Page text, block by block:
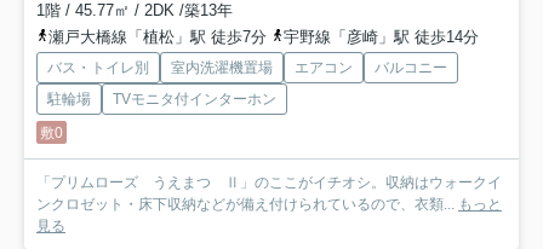
1階 / 45.77㎡ / 2DK /築13年
瀬戸大橋線「植松」駅 徒歩7分
宇野線「彦崎」駅 徒歩14分
バス・トイレ別 室内洗濯機置場 エアコン
バルコニー
駐輪場
TVモニタ付インターホン
敷0
「プリムローズ うえまつ Ⅱ」のここがイチオシ。収納はウォークイ
ンクロゼット・床下収納などが備え付けられているので、衣類... もっと
見る